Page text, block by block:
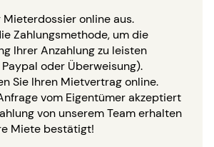
Mieterdossier online aus.
Zahlungsmethode, um die
Ihrer Anzahlung zu leisten
oder Überweisung).
Sie Ihren Mietvertrag online.
vom Eigentümer akzeptiert
von unserem Team erhalten
Miete bestätigt!